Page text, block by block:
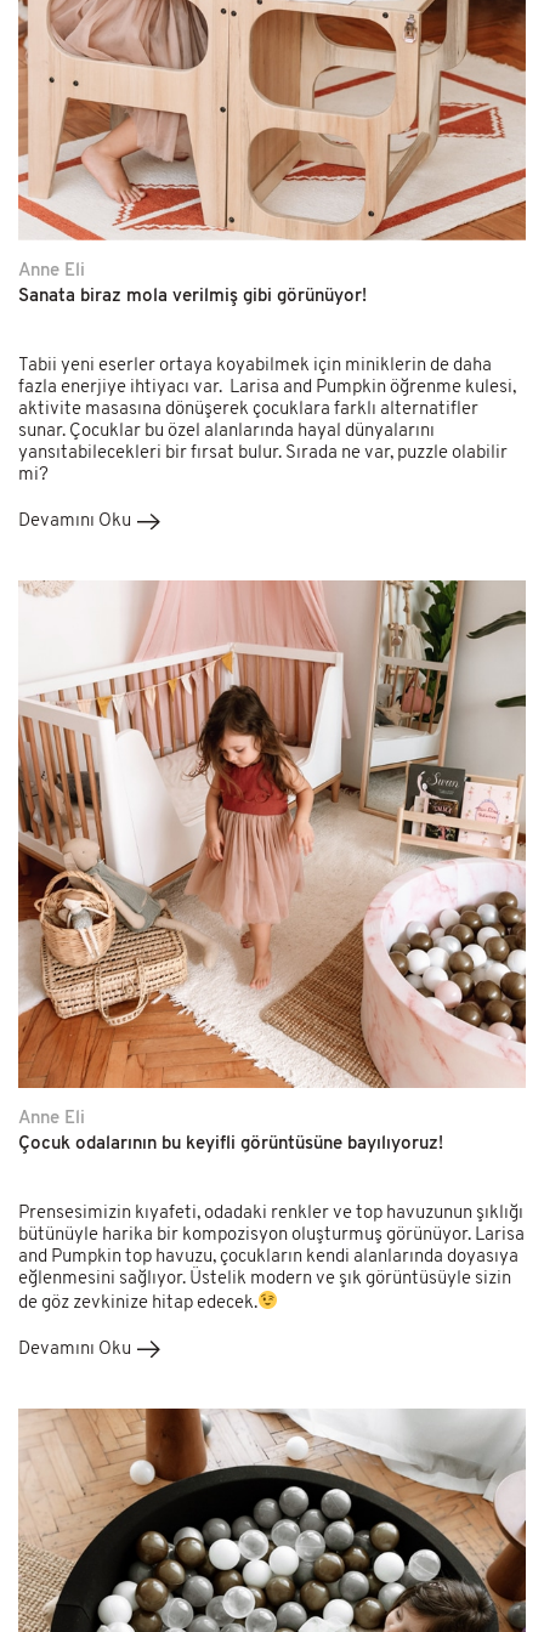
Kütüphane
Ev Dekor
Kendi Top Havuzunu Yap
Anne Eli
Sanata biraz mola verilmiş gibi görünüyor!
Tabii yeni eserler ortaya koyabilmek için miniklerin de daha
fazla enerjiye ihtiyacı var. Larisa and Pumpkin öğrenme kulesi,
aktivite masasına dönüşerek çocuklara farklı alternatifler
sunar. Çocuklar bu özel alanlarında hayal dünyalarını
yansıtabilecekleri bir fırsat bulur. Sırada ne var, puzzle olabilir
mi?
Devamını Oku
Anne Eli
Çocuk odalarının bu keyifli görüntüsüne bayılıyoruz!
Prensesimizin kıyafeti, odadaki renkler ve top havuzunun şıklığı
bütünüyle harika bir kompozisyon oluşturmuş görünüyor. Larisa
and Pumpkin top havuzu, çocukların kendi alanlarında doyasıya
eğlenmesini sağlıyor. Üstelik modern ve şık görüntüsüyle sizin
de göz zevkinize hitap edecek.
Devamını Oku